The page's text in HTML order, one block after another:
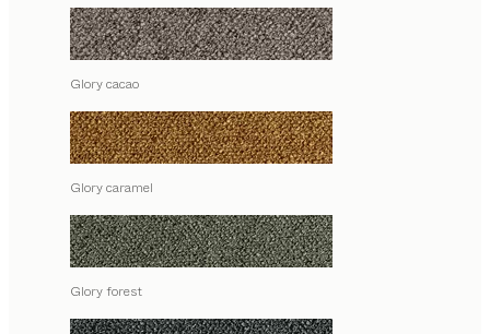
Glory cacao
Glory caramel
Glory forest